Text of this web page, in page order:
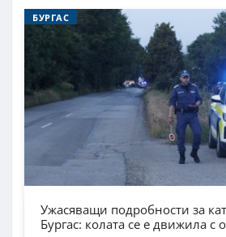
БУРГАС
Ужасяващи подробности за
Бургас: колата се е движила с